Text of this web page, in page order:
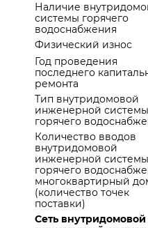
Наличие
системы горячего
водоснабжения
Физический износ
Год проведения
последнего
ремонта
Тип внутридомовой
инженерной системы
горячего
Количество вводов
внутридомовой
инженерной системы
горячего
многоквартирный
(количество точек
поставки)
Сеть внутридомовой